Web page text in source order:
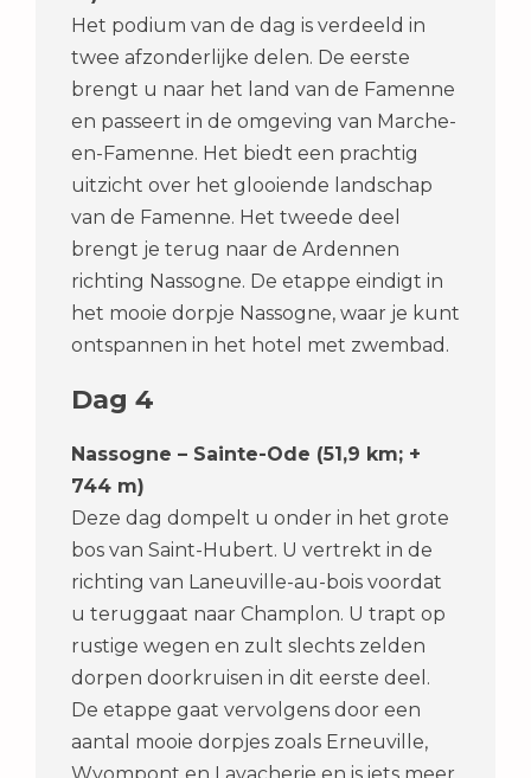
Het podium van de dag is verdeeld in
twee afzonderlijke delen. De eerste
brengt u naar het land van de Famenne
en passeert in de omgeving van Marche-
en-Famenne. Het biedt een prachtig
uitzicht over het glooiende landschap
van de Famenne. Het tweede deel
brengt je terug naar de Ardennen
richting Nassogne. De etappe eindigt in
het mooie dorpje Nassogne, waar je kunt
ontspannen in het hotel met zwembad.
Dag 4
Nassogne – Sainte-Ode (51,9 km; +
744 m)
Deze dag dompelt u onder in het grote
bos van Saint-Hubert. U vertrekt in de
richting van Laneuville-au-bois voordat
u teruggaat naar Champlon. U trapt op
rustige wegen en zult slechts zelden
dorpen doorkruisen in dit eerste deel.
De etappe gaat vervolgens door een
aantal mooie dorpjes zoals Erneuville,